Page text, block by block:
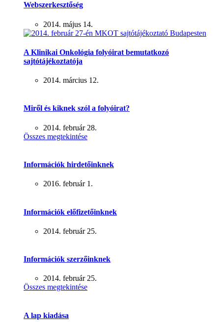
Webszerkesztőség
2014. május 14.
A Klinikai Onkológia folyóirat bemutatkozó
sajtótájékoztatója
2014. március 12.
Miről és kiknek szól a folyóirat?
2014. február 28.
Összes megtekintése
Információk hirdetőinknek
2016. február 1.
Információk előfizetőinknek
2014. február 25.
Információk szerzőinknek
2014. február 25.
Összes megtekintése
A lap kiadása